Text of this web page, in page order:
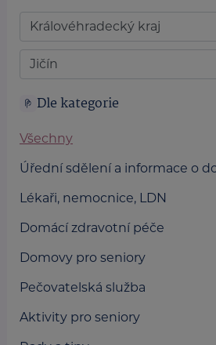
Dle kategorie
Všechny
Úřední sdělení a informace o
Lékaři, nemocnice, LDN
Domácí zdravotní péče
Domovy pro seniory
Pečovatelská služba
Aktivity pro seniory